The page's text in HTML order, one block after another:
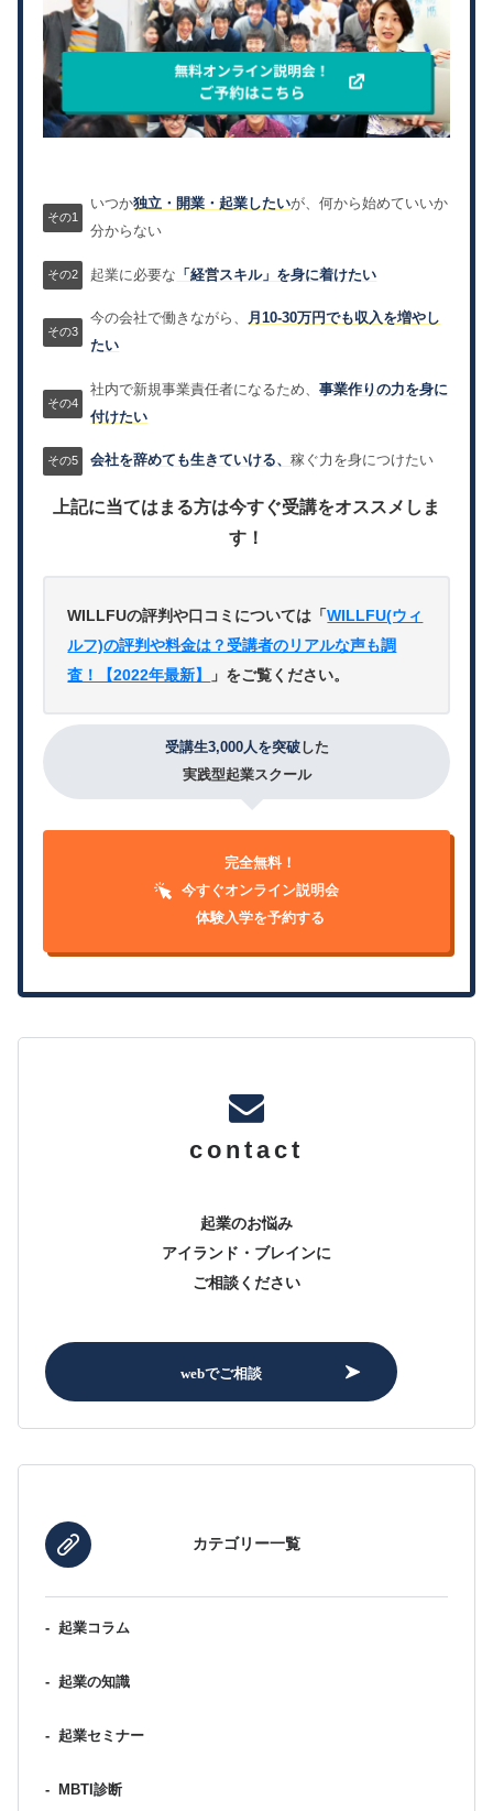
いつか独立・開業・起業したいが、何から始めていいか
分からない
起業に必要な 「経営スキル」を身に着けたい
今の会社で働きながら、
月10-30万円でも収入を増やし
たい
社内で新規事業責任者になるため、事業作りの力を身に
付けたい
会社を辞めても生きていける、稼ぐ力を身につけたい
上記に当てはまる方は今すぐ受講をオススメしま
す！
WILLFUの評判や口コミについては「WILLFU(ウィ
ルフ)の評判や料金は？受講者のリアルな声も調
査！【2022年最新】
」をご覧ください。
受講生3,000人を突破した
実践型起業スクール
完全無料！
今すぐオンライン説明会
体験入学を予約する
contact
起業のお悩み
アイランド・ブレインに
ご相談ください
webでご相談
カテゴリー一覧
- 起業コラム
- 起業の知識
- 起業セミナー
- MBTI診断